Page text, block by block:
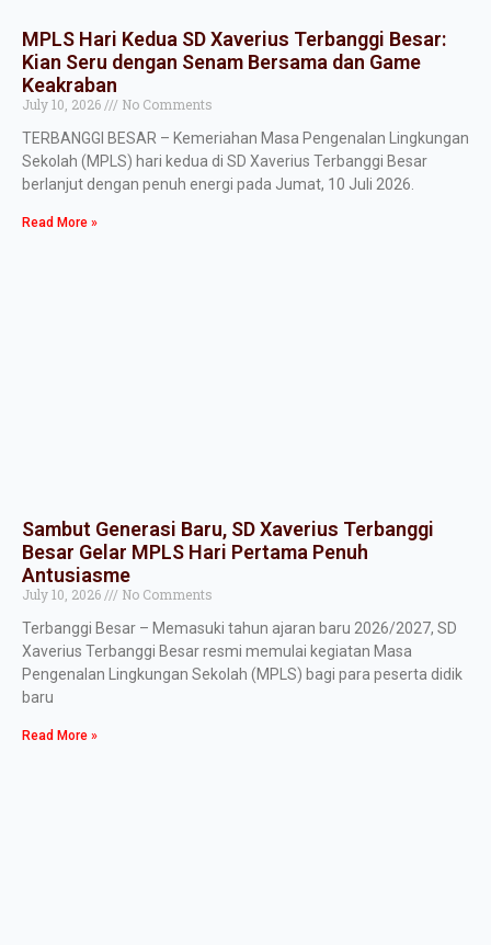
MPLS Hari Kedua SD Xaverius Terbanggi Besar:
Kian Seru dengan Senam Bersama dan Game
Keakraban
July 10, 2026
No Comments
TERBANGGI BESAR – Kemeriahan Masa Pengenalan Lingkungan
Sekolah (MPLS) hari kedua di SD Xaverius Terbanggi Besar
berlanjut dengan penuh energi pada Jumat, 10 Juli 2026.
Read More »
Sambut Generasi Baru, SD Xaverius Terbanggi
Besar Gelar MPLS Hari Pertama Penuh
Antusiasme
July 10, 2026
No Comments
Terbanggi Besar – Memasuki tahun ajaran baru 2026/2027, SD
Xaverius Terbanggi Besar resmi memulai kegiatan Masa
Pengenalan Lingkungan Sekolah (MPLS) bagi para peserta didik
baru
Read More »